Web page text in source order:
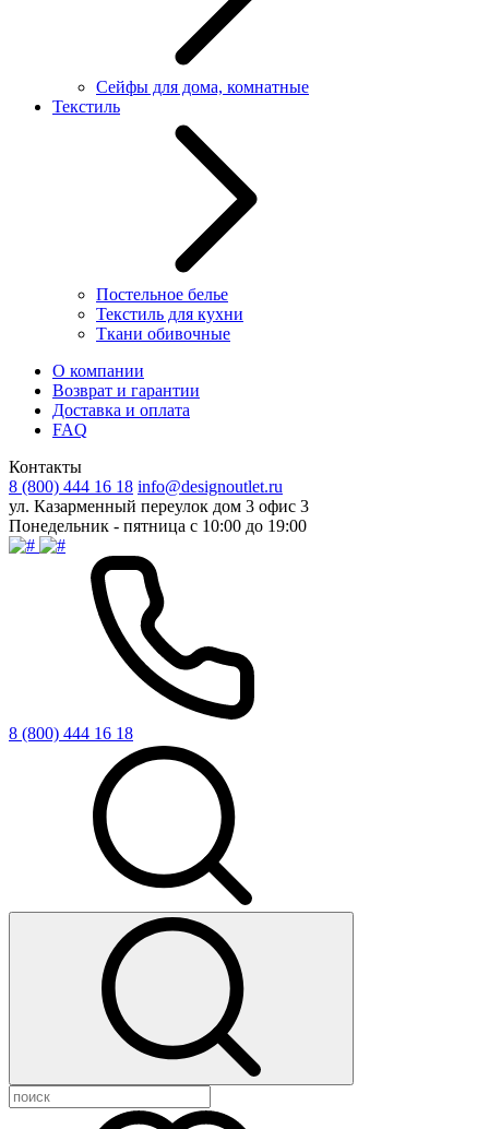
Сейфы для дома, комнатные
Текстиль
Постельное белье
Текстиль для кухни
Ткани обивочные
О компании
Возврат и гарантии
Доставка и оплата
FAQ
Контакты
8 (800) 444 16 18 info@designoutlet.ru
ул. Казарменный переулок дом 3 офис 3
Понедельник - пятница с 10:00 до 19:00
8 (800) 444 16 18